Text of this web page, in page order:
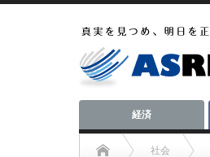
経済
社会